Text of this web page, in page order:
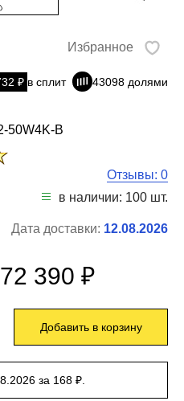
50W4K-B
Избранное
₽ в сплит
43098 долями
Отзывы: 0
в наличии: 100 шт.
Дата доставки: 12.08.2026
390 ₽
Добавить в корзину
за 168 ₽.